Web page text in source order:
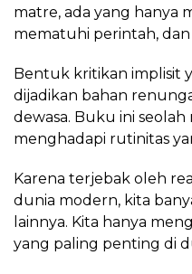
matre, ada yang hanya
mematuhi perintah, dan
Bentuk kritikan implisit
dijadikan bahan
dewasa. Buku ini
menghadapi rutinitas
Karena terjebak oleh
dunia modern, kita
lainnya. Kita hanya
yang paling penting di